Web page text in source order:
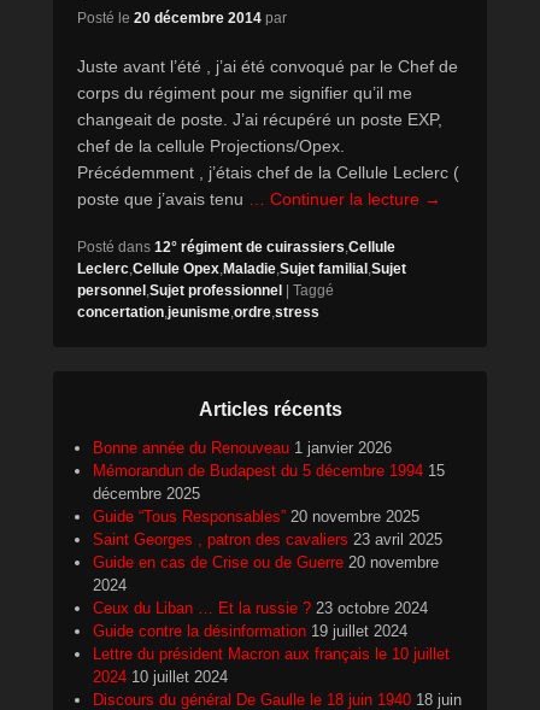
Posté le 20 décembre 2014 par
Juste avant l’été , j’ai été convoqué par le Chef de
corps du régiment pour me signifier qu’il me
changeait de poste. J’ai récupéré un poste EXP,
chef de la cellule Projections/Opex.
Précédemment , j’étais chef de la Cellule Leclerc (
poste que j’avais tenu
… Continuer la lecture →
Posté dans 12° régiment de cuirassiers,Cellule
Leclerc,Cellule Opex,Maladie,Sujet familial ,Sujet
personnel ,Sujet professionnel
Taggé
concertation,jeunisme,ordre,stress
Articles récents
Bonne année du Renouveau 1 janvier 2026
Mémorandun de Budapest du 5 décembre 1994 15
décembre 2025
Guide “Tous Responsables” 20 novembre 2025
Saint Georges , patron des cavaliers 23 avril 2025
Guide en cas de Crise ou de Guerre 20 novembre
2024
Ceux du Liban … Et la russie ? 23 octobre 2024
Guide contre la désinformation 19 juillet 2024
Lettre du président Macron aux français le 10 juillet
2024 10 juillet 2024
Discours du général De Gaulle le 18 juin 1940 18 juin